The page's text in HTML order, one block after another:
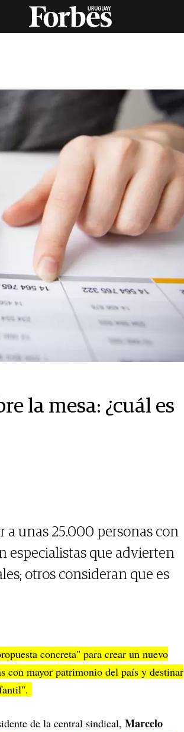
la mesa: ¿cuál es
a unas 25.000 personas con
especialistas que advierten
otros consideran que es
concreta" para crear un nuevo
con mayor patrimonio del país y destinar
de la central sindical, Marcelo